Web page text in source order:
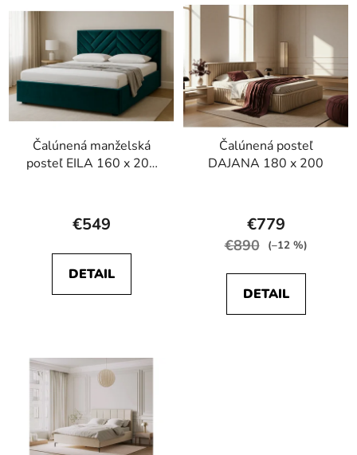
Čalúnená manželská
posteľ EILA 160 x 200
hodnotenie
je
5,0
€549
DETAIL
Čalúnená posteľ
DAJANA 180 x 200
hodnotenie
produktu
z
€779
€890 (–12 %)
DETAIL